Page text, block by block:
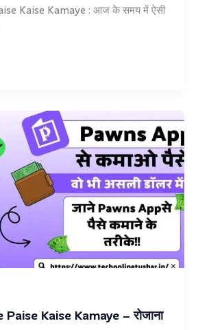
Kaise Kamaye : आज के समय में ऐसी
Kaise Kamaye – रोजाना